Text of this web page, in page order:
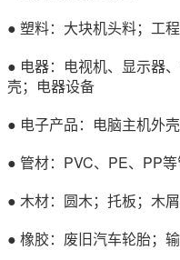
● 塑料：大块机头料；工
● 电器：电视机、显示器
壳；电器设备
● 电子产品：电脑主机外
● 管材：PVC、PE、PP
● 木材：圆木；托板；木
● 橡胶：废旧汽车轮胎；